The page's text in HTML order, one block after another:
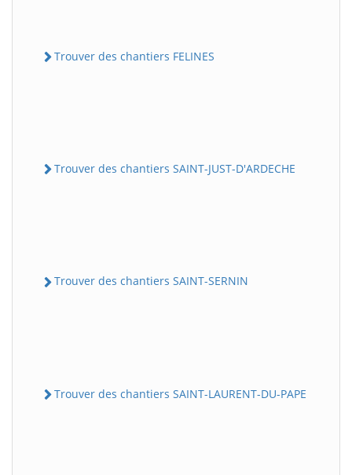
Trouver des chantiers FELINES
Trouver des chantiers SAINT-JUST-D'ARDECHE
Trouver des chantiers SAINT-SERNIN
Trouver des chantiers SAINT-LAURENT-DU-PAPE